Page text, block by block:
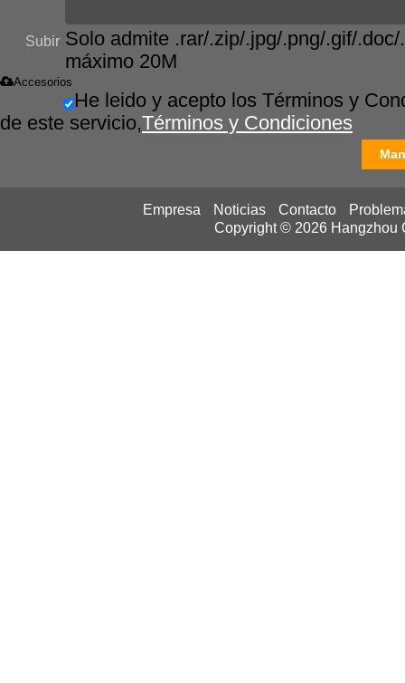
Subir Solo admite .rar/.zip/.jpg/.png/.gif/
máximo 20M
Accesorios
He leido y acepto los Términos y
de este servicio,Términos y Condiciones
Empresa Noticias Contacto
Copyright © 2026 Hangzhou